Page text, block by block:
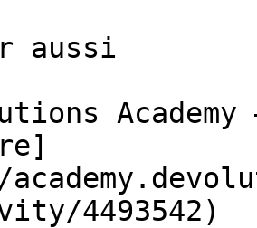
aussi
4493542)